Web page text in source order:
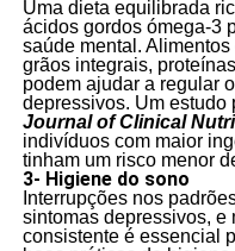
Uma dieta equilibrada
ácidos gordos ómega-3
saúde mental.
grãos integrais,
podem ajudar a regular
depressivos. Um estudo
Journal of Clinical
indivíduos com maior
tinham um risco menor
3- Higiene do sono
Interrupções nos
sintomas depressivos, e
consistente é essencial